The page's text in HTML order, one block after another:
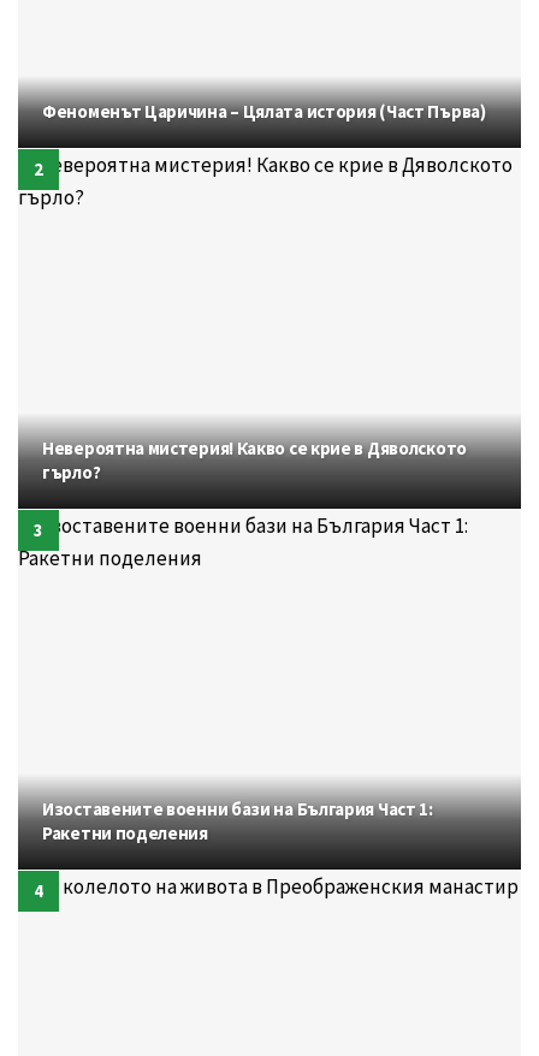
Феноменът Царичина – Цялата история (Част Първа)
Невероятна мистерия! Какво се крие в Дяволското
гърло?
Изоставените военни бази на България Част 1:
Ракетни поделения